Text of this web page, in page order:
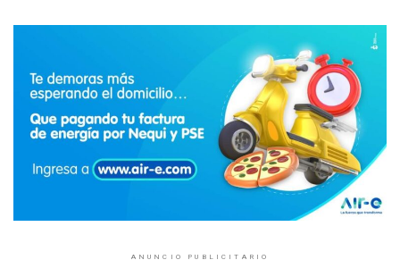
ANUNCIO PUBLICITARIO